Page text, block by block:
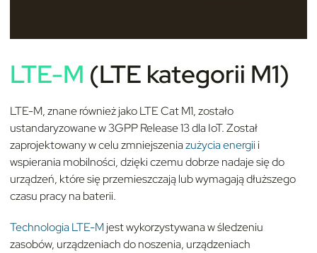
LTE-M (LTE kategorii M1)
LTE-M, znane również jako LTE Cat M1, zostało
ustandaryzowane w 3GPP Release 13 dla IoT. Został
zaprojektowany w celu zmniejszeniazużycia energiii
wspierania mobilności, dzięki czemu dobrze nadaje się do
urządzeń, które się przemieszczają lub wymagają dłuższego
czasu pracy na baterii.
Technologia LTE-Mjest wykorzystywana w śledzeniu
zasobów, urządzeniach do noszenia, urządzeniach